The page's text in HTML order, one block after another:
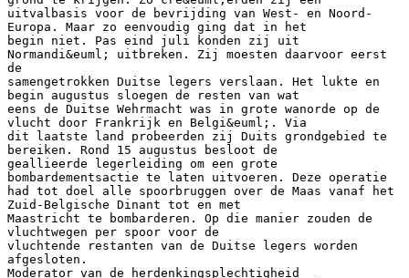
uitvalbasis voor de bevrijding van West- en Noord-
Europa. Maar zo eenvoudig ging dat in het
begin niet. Pas eind juli konden zij uit
Normandi&euml; uitbreken. Zij moesten daarvoor eerst
de
samengetrokken Duitse legers verslaan. Het lukte en
begin augustus sloegen de resten van wat
eens de Duitse Wehrmacht was in grote wanorde op de
vlucht door Frankrijk en Belgi&euml;. Via
dit laatste land probeerden zij Duits grondgebied te
bereiken. Rond 15 augustus besloot de
geallieerde legerleiding om een grote
bombardementsactie te laten uitvoeren. Deze operatie
had tot doel alle spoorbruggen over de Maas vanaf het
Zuid-Belgische Dinant tot en met
Maastricht te bombarderen. Op die manier zouden de
vluchtwegen per spoor voor de
vluchtende restanten van de Duitse legers worden
afgesloten.
Moderator van de herdenkingsplechtigheid